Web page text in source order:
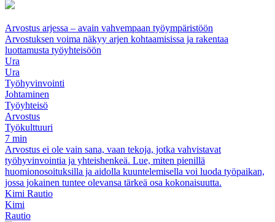
Arvostus arjessa – avain vahvempaan työympäristöön
Arvostuksen voima näkyy arjen kohtaamisissa ja rakentaa
luottamusta työyhteisöön
Ura
Ura
Työhyvinvointi
Johtaminen
Työyhteisö
Arvostus
Työkulttuuri
7 min
Arvostus ei ole vain sana, vaan tekoja, jotka vahvistavat
työhyvinvointia ja yhteishenkeä. Lue, miten pienillä
huomionosoituksilla ja aidolla kuuntelemisella voi luoda työpaikan,
jossa jokainen tuntee olevansa tärkeä osa kokonaisuutta.
Kimi Rautio
Kimi
Rautio